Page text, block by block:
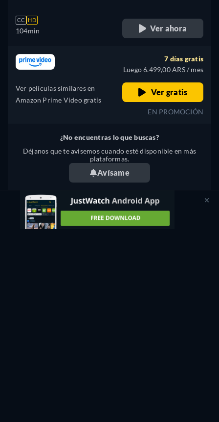
CC HD
104min Ver ahora
Ver películas similares en
Amazon Prime Video gratis
7 días gratis
Luego 6.499,00 ARS / mes
Ver gratis
EN PROMOCIÓN
¿No encuentras lo que buscas?
Déjanos que te avisemos cuando esté disponible en más
plataformas.
Avísame
¿Hay algún problema? ¡Cuéntanoslo!